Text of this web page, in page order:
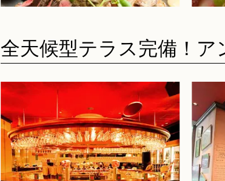
記念日のサプライズに♪特製デザートプ
レート
大切なお祝いには、専属パティシエ特製
のデザートプレートをご用意。メッセー
ジを添えて、思い出に残る特別なディナ
ーを演出します。
広い
開放
貸切パ
式の
いただ
全天候型テラス完備！